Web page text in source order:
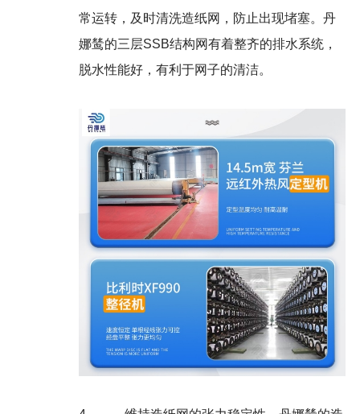
常运转，及时清洗造纸网，防止出现堵塞。丹
娜鸶的三层SSB结构网有着整齐的排水系统，
脱水性能好，有利于网子的清洁。